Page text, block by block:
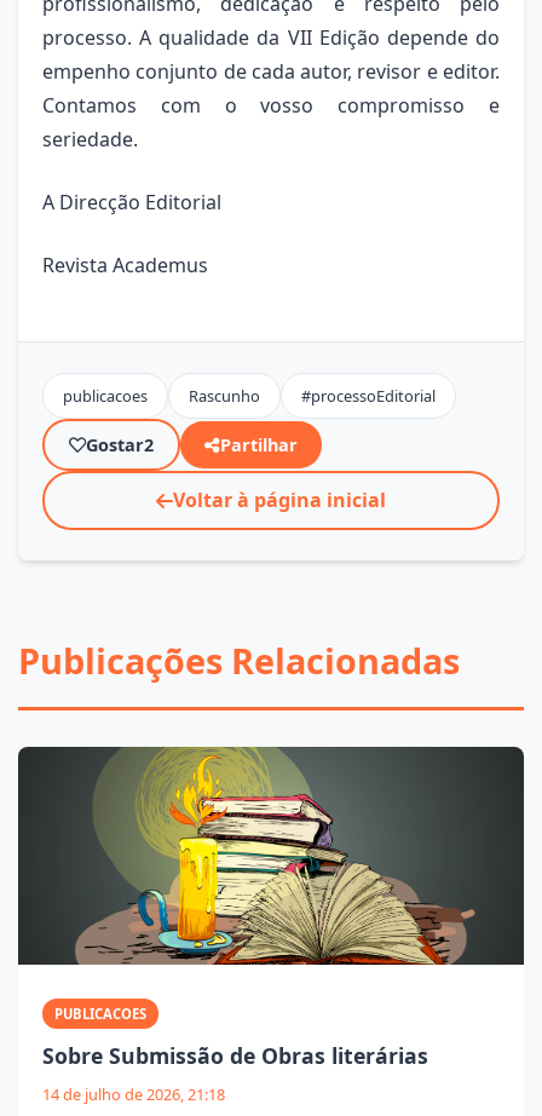
processo. A qualidade da VII Edição depende do
empenho conjunto de cada autor, revisor e editor.
Contamos com o vosso compromisso e
seriedade.
A Direcção Editorial
Revista Academus
publicacoes Rascunho #processoEditorial
Gostar2 Partilhar
Voltar à página inicial
Publicações Relacionadas
PUBLICACOES
Sobre Submissão de Obras literárias
14 de julho de 2026, 21:18